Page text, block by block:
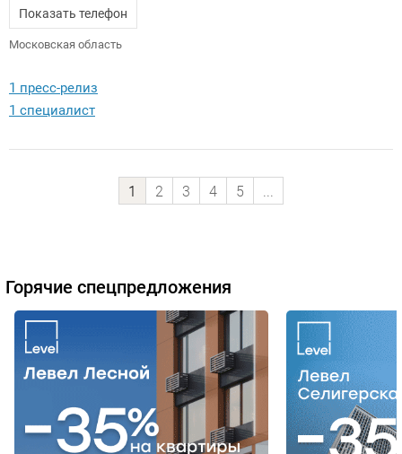
Показать телефон
Московская область
1 пресс-релиз
1 специалист
1 2 3 4 5 ...
Горячие спецпредложения